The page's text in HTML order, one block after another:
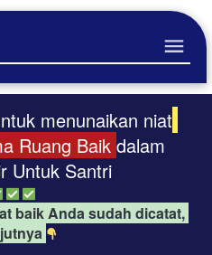
menunaikan niat
Ruang Baik dalam
Untuk Santri
baik Anda sudah dicatat,